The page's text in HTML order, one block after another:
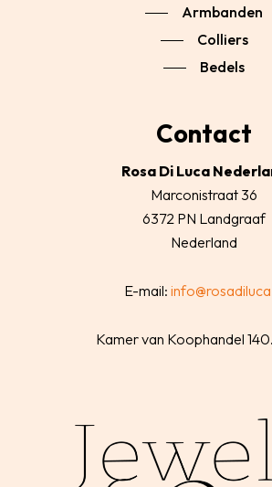
Armbanden
Colliers
Bedels
Contact
Rosa Di Luca
Marconistraat 36
6372 PN Landgraaf
Nederland
E-mail:
Kamer van Koophandel